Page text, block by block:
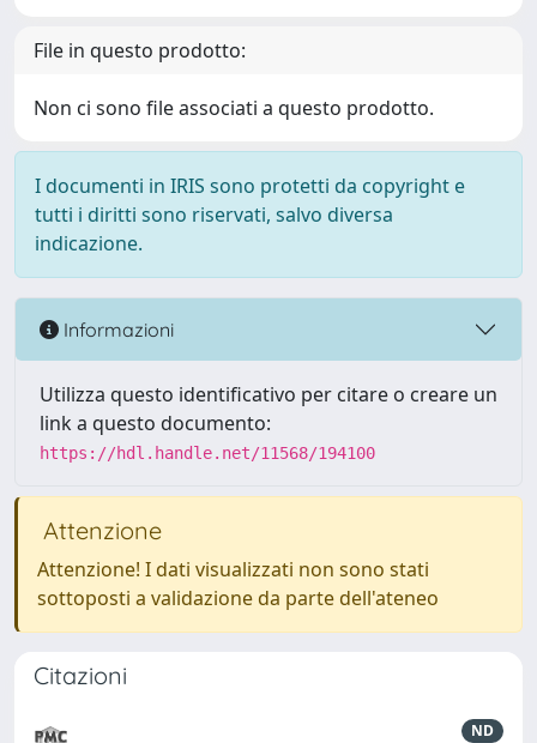
File in questo prodotto:
Non ci sono file associati a questo prodotto.
I documenti in IRIS sono protetti da copyright e
tutti i diritti sono riservati, salvo diversa
indicazione.
Informazioni
Utilizza questo identificativo per citare o creare un
link a questo documento:
https://hdl.handle.net/11568/194100
Attenzione
Attenzione! I dati visualizzati non sono stati
sottoposti a validazione da parte dell'ateneo
Citazioni
ND